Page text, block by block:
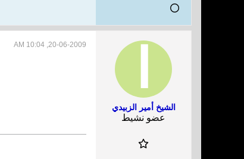
الشيخ أمير الزبيدي
عضو نشيط
20-06-2009, 10:04 AM